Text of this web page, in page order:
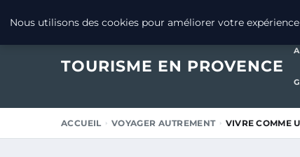
TOURISME EN PROVENCE
ACCUEIL VOYAGER AUTREMENT VIVRE COMME
Nous utilisons des cookies pour améliorer votre